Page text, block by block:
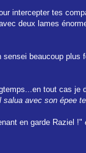
intercepter tes
deux lames
beaucoup
tout cas
salua avec son épee
en garde Raziel !"